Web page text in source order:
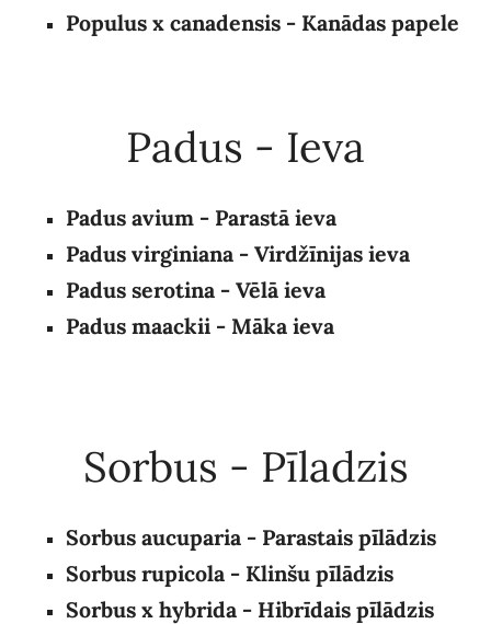
Populus x canadensis - Kanādas papele
Padus - Ieva
Padus avium - Parastā ieva
Padus virginiana - Virdžīnijas ieva
Padus serotina - Vēlā ieva
Padus maackii - Māka ieva
Sorbus - Pīladzis
Sorbus aucuparia - Parastais pīlādzis
Sorbus rupicola - Klinšu pīlādzis
Sorbus x hybrida - Hibrīdais pīlādzis